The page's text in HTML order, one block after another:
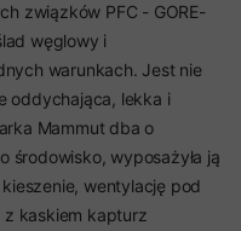
związków PFC - GORE-
węglowy i
warunkach. Jest nie
oddychająca, lekka i
Mammut dba o
środowisko, wyposażyła ją
wentylację pod
kaskiem kapturz